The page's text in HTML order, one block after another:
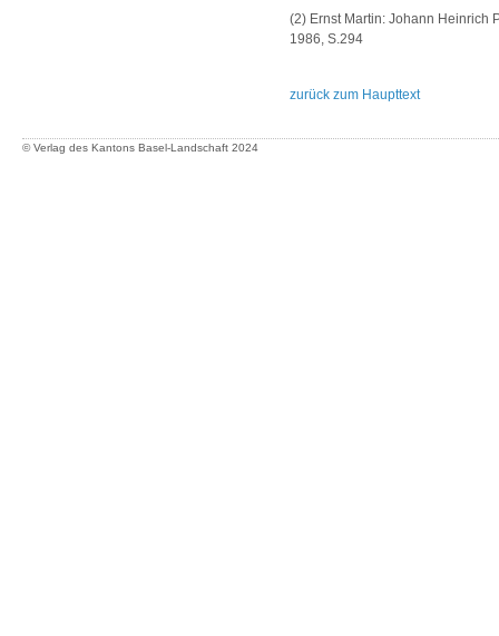
(2) Ernst Martin: Johann Heinrich
1986, S.294
zurück zum Haupttext
© Verlag des Kantons Basel-Landschaft 2024